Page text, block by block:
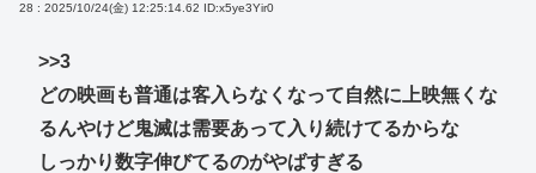
28 : 2025/10/24(金) 12:25:14.62 ID:x5ye3Yir0
>>3
どの映画も普通は客入らなくなって自然に上映無くな
るんやけど鬼滅は需要あって入り続けてるからな
しっかり数字伸びてるのがやばすぎる